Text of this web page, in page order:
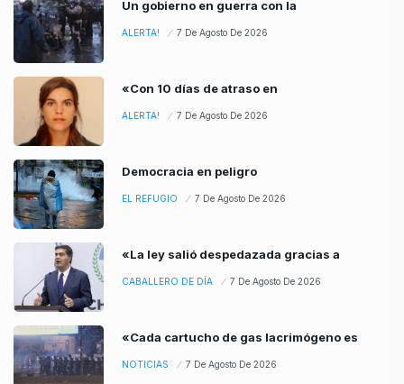
Un gobierno en guerra con la
ALERTA! 7 De Agosto De 2026
«Con 10 días de atraso en
ALERTA! 7 De Agosto De 2026
Democracia en peligro
EL REFUGIO 7 De Agosto De 2026
«La ley salió despedazada gracias a
CABALLERO DE DÍA 7 De Agosto De 2026
«Cada cartucho de gas lacrimógeno es
NOTICIAS 7 De Agosto De 2026